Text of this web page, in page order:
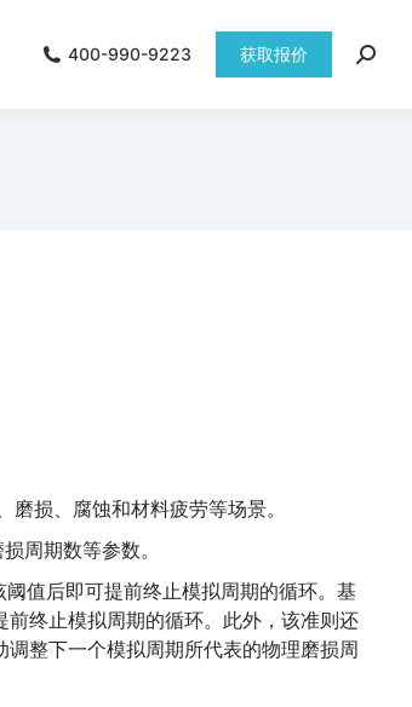
400-990-9223 获取报价
损、腐蚀和材料疲劳等场景。
周期数等参数。
值后即可提前终止模拟周期的循环。基
终止模拟周期的循环。此外，该准则还
整下一个模拟周期所代表的物理磨损周